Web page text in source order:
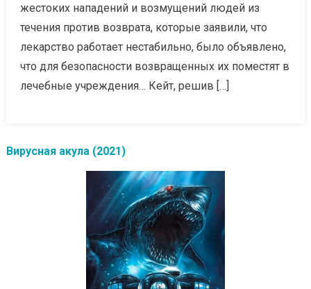
жестоких нападений и возмущений людей из
течения против возврата, которые заявили, что
лекарство работает нестабильно, было объявлено,
что для безопасности возвращенных их поместят в
лечебные учреждения… Кейт, решив […]
Вирусная акула (2021)